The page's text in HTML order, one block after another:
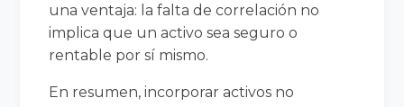
una ventaja: la falta de correlación no
implica que un activo sea seguro o
rentable por sí mismo.
En resumen, incorporar activos no